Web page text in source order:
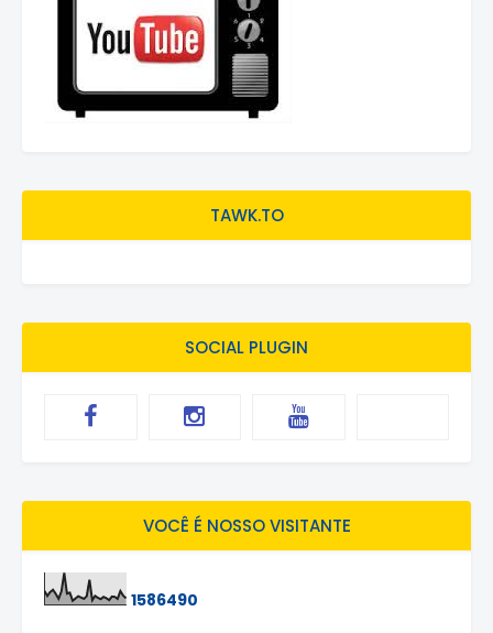
TAWK.TO
SOCIAL PLUGIN
VOCÊ É NOSSO VISITANTE
1586490